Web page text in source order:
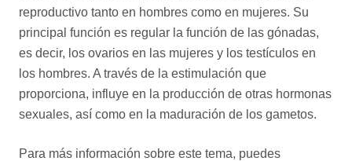
reproductivo tanto en hombres como en mujeres. Su
principal función es regular la función de las gónadas,
es decir, los ovarios en las mujeres y los testículos en
los hombres. A través de la estimulación que
proporciona, influye en la producción de otras hormonas
sexuales, así como en la maduración de los gametos.
Para más información sobre este tema, puedes